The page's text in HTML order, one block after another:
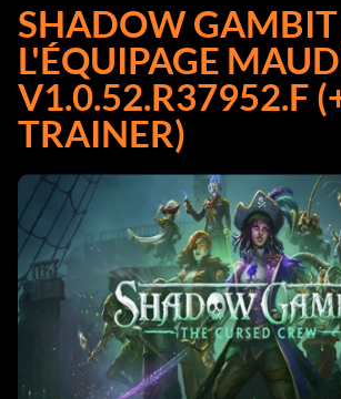
SHADOW GAMBIT
L'ÉQUIPAGE
V1.0.52.R37952.F
TRAINER)